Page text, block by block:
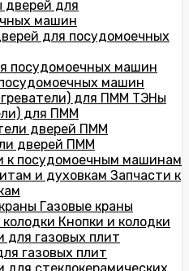
для посудомоечных
машин
ТЭНы
для ПММ
дверей ПММ
Запчасти к
Газовые краны
Кнопки и колодки
газовых плит